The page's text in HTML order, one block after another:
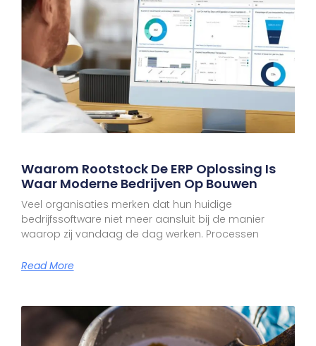
Waarom Rootstock De ERP Oplossing Is
Waar Moderne Bedrijven Op Bouwen
Veel organisaties merken dat hun huidige
bedrijfssoftware niet meer aansluit bij de manier
waarop zij vandaag de dag werken. Processen
Read More